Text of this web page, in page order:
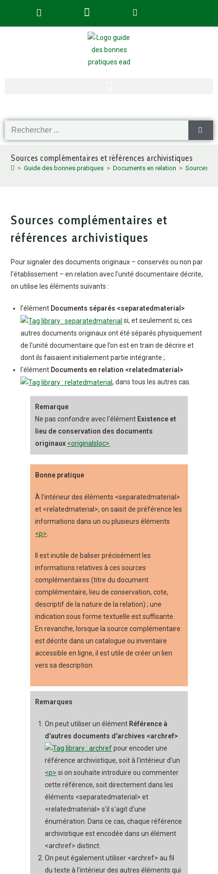
Sources complémentaires et références archivistiques
> Guide des bonnes pratiques > Documents en relation > Sources
Sources complémentaires et
références archivistiques
Pour signaler des documents originaux – conservés ou non par
l'établissement – en relation avec l'unité documentaire décrite,
on utilise les éléments suivants :
l'élément Documents séparés <separatedmaterial>
si, et seulement si, ces
autres documents originaux ont été séparés physiquement
de l'unité documentaire que l’on est en train de décrire et
dont ils faisaient initialement partie intégrante ;
l'élément Documents en relation <relatedmaterial>
, dans tous les autres cas.
Remarque
Ne pas confondre avec l'élément Existence et
lieu de conservation des documents
originaux <originalsloc>
Bonne pratique
À l’intérieur des éléments <separatedmaterial>
et <relatedmaterial>, on saisit de préférence les
informations dans un ou plusieurs éléments
<p>
Il est inutile de baliser précisément les
informations relatives à ces sources
complémentaires (titre du document
complémentaire, lieu de conservation, cote,
descriptif de la nature de la relation) ; une
indication sous forme textuelle est suffisante.
En revanche, lorsque la source complémentaire
est décrite dans un catalogue ou inventaire
accessible en ligne, il est utile de créer un lien
vers sa description.
Remarques
On peut utiliser un élément Référence à
d'autres documents d'archives <archref>
pour encoder une
référence archivistique, soit à l'intérieur d'un
<p> si on souhaite introduire ou commenter
cette référence, soit directement dans les
éléments <separatedmaterial> et
<relatedmaterial> s'il s'agit d'une
énumération. Dans ce cas, chaque référence
archivistique est encodée dans un élément
<archref> distinct.
On peut également utiliser <archref> au fil
du texte à l'intérieur des autres éléments qui